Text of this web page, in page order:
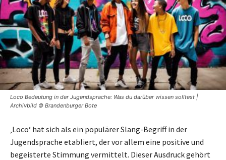
Loco Bedeutung in der Jugendsprache: Was du darüber wissen solltest |
Archivbild © Brandenburger Bote
‚Loco‘ hat sich als ein populärer Slang-Begriff in der
Jugendsprache etabliert, der vor allem eine positive und
begeisterte Stimmung vermittelt. Dieser Ausdruck gehört